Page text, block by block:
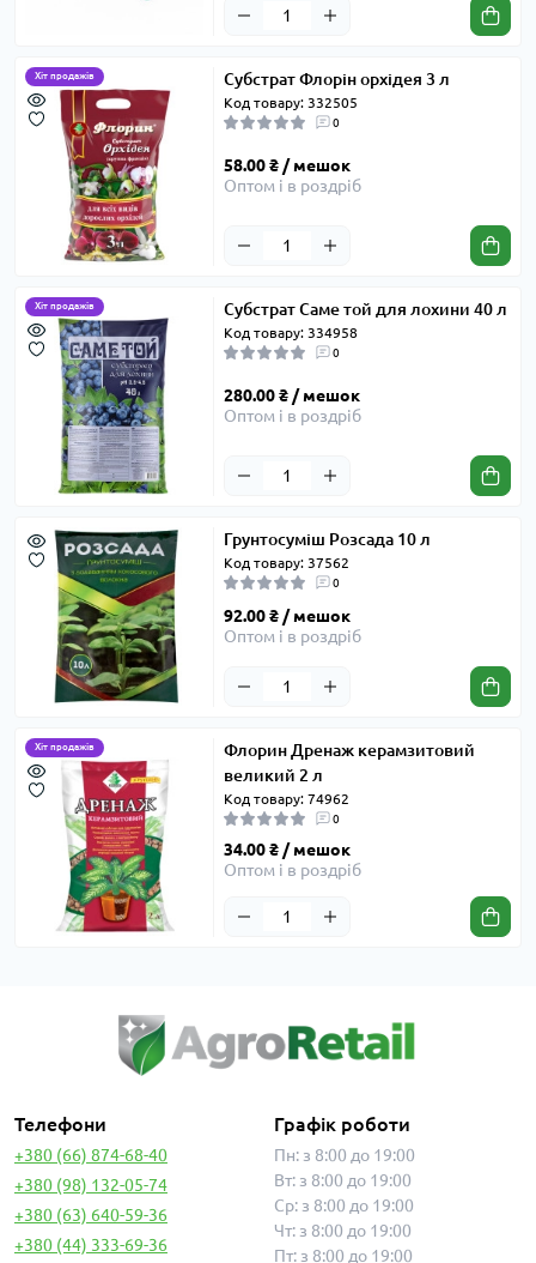
Хіт продажів Субстрат Флорін орхідея 3 л
Код товару: 332505
0
58.00 ₴ / мешок
Оптом і в роздріб
Хіт продажів Субстрат Саме той для лохини 40 л
Код товару: 334958
0
280.00 ₴ / мешок
Оптом і в роздріб
Грунтосуміш Розсада 10 л
Код товару: 37562
0
92.00 ₴ / мешок
Оптом і в роздріб
Хіт продажів
Флорин Дренаж керамзитовий
великий 2 л
Код товару: 74962
0
34.00 ₴ / мешок
Оптом і в роздріб
Телефони
+380 (66) 874-68-40
+380 (98) 132-05-74
+380 (63) 640-59-36
+380 (44) 333-69-36
Графік роботи
Пн: з 8:00 до 19:00
Вт: з 8:00 до 19:00
Ср: з 8:00 до 19:00
Чт: з 8:00 до 19:00
Пт: з 8:00 до 19:00